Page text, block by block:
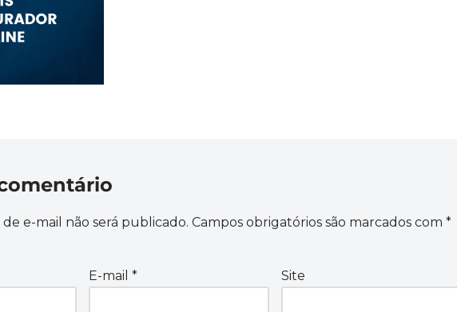
e-mail não será publicado. Campos obrigatórios são marcados com *
E-mail * Site